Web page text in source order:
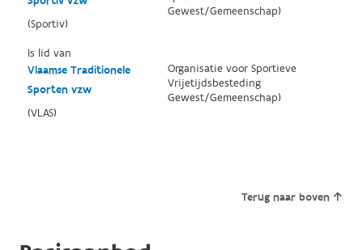
(Sportiv)
Gewest/Gemeenschap)
Is lid van
Vlaamse Traditionele
Sporten vzw
(VLAS)
Organisatie voor Sportieve
Vrijetijdsbesteding
Gewest/Gemeenschap)
Terug naar boven